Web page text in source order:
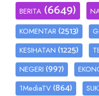
BERITA (6649)
KOMENTAR (2513)
KESIHATAN (1225)
NEGERI (997)
1MediaTV (864)